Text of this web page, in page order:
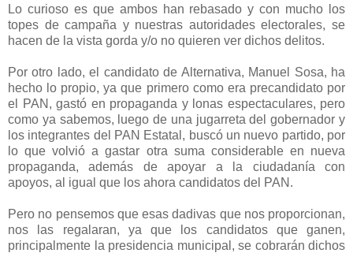
Lo curioso es que ambos han rebasado y con mucho los
topes de campaña y nuestras autoridades electorales, se
hacen de la vista gorda y/o no quieren ver dichos delitos.
Por otro lado, el candidato de Alternativa, Manuel Sosa, ha
hecho lo propio, ya que primero como era precandidato por
el PAN, gastó en propaganda y lonas espectaculares, pero
como ya sabemos, luego de una jugarreta del gobernador y
los integrantes del PAN Estatal, buscó un nuevo partido, por
lo que volvió a gastar otra suma considerable en nueva
propaganda, además de apoyar a la ciudadanía con
apoyos, al igual que los ahora candidatos del PAN.
Pero no pensemos que esas dadivas que nos proporcionan,
nos las regalaran, ya que los candidatos que ganen,
principalmente la presidencia municipal, se cobrarán dichos